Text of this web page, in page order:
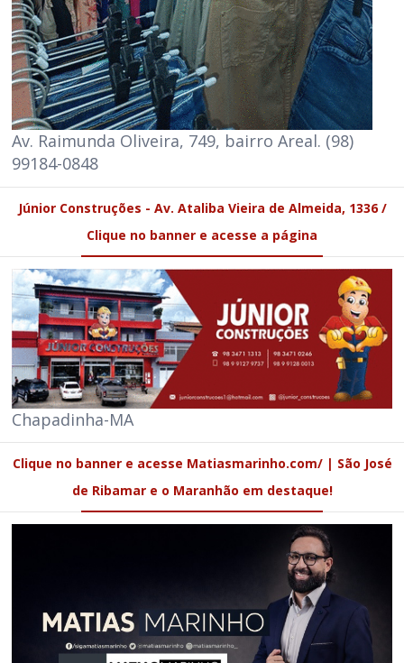
Av. Raimunda Oliveira, 749, bairro Areal. (98)
99184-0848
Júnior Construções - Av. Ataliba Vieira de Almeida, 1336 /
Clique no banner e acesse a página
Chapadinha-MA
Clique no banner e acesse Matiasmarinho.com/ | São José
de Ribamar e o Maranhão em destaque!